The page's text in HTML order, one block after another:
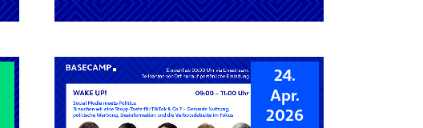
24.
Apr.
2026